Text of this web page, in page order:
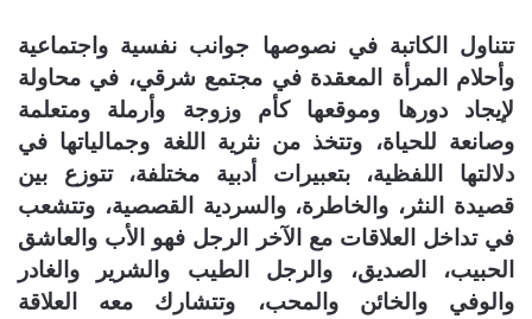
تتناول الكاتبة في نصوصها جوانب نفسية واجتماعية
وأحلام المرأة المعقدة في مجتمع شرقي، في محاولة
لإيجاد دورها وموقعها كأم وزوجة وأرملة ومتعلمة
وصانعة للحياة، وتتخذ من نثرية اللغة وجمالياتها في
دلالتها اللفظية، بتعبيرات أدبية مختلفة، تتوزع بين
قصيدة النثر، والخاطرة، والسردية القصصية، وتتشعب
في تداخل العلاقات مع الآخر الرجل فهو الأب والعاشق
الحبيب، الصديق، والرجل الطيب والشرير والغادر
والوفي والخائن والمحب، وتتشارك معه العلاقة